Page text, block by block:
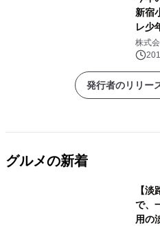
新宿
レ少
開催
株式
発行者のリリー
グルメの新着
【
で、
用の